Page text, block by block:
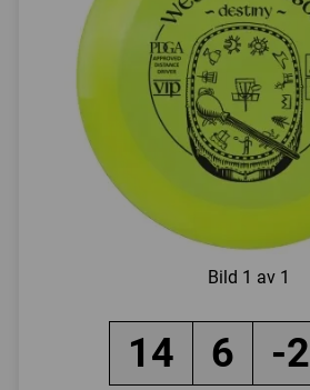
Bild 1 av 1
14 6 -2